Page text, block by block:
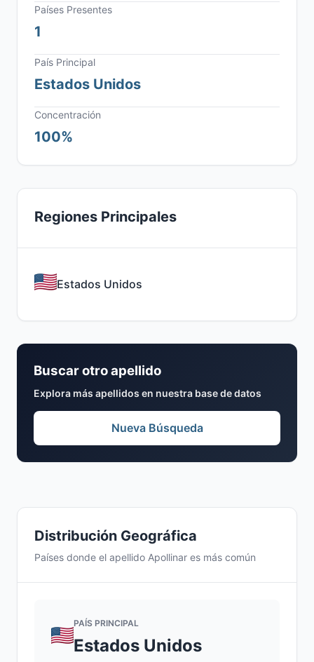
Distribución Geográfica
Países donde el apellido Apollinar es más común
PAÍS PRINCIPAL
Estados Unidos
Países Presentes
1
País Principal
Estados Unidos
Concentración
100%
Regiones Principales
Estados Unidos
Buscar otro apellido
Explora más apellidos en nuestra base de datos
Nueva Búsqueda